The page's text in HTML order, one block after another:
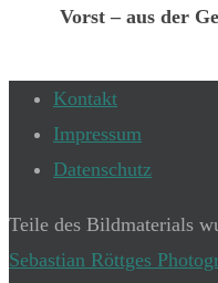
Vorst – aus der
Kontakt
Impressum
Datenschutz
Teile des Bildmaterials
Sebastian Röttges